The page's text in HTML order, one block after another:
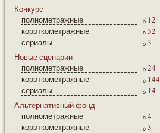
Конкурс
полнометражные
12
короткометражные
32
сериалы
3
Новые сценарии
полнометражные
24
короткометражные
144
сериалы
14
Альтернативный фонд
полнометражные
4
короткометражные
3